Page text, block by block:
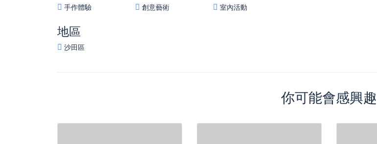
手作體驗 創意藝術 室內活動
地區
沙田區
你可能會感興趣